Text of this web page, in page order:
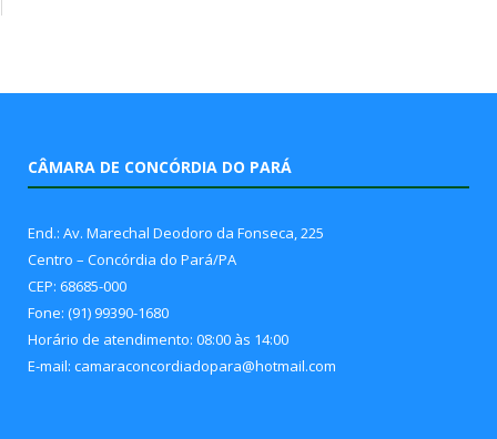
CÂMARA DE CONCÓRDIA DO PARÁ
End.: Av. Marechal Deodoro da Fonseca, 225
Centro – Concórdia do Pará/PA
CEP: 68685-000
Fone: (91) 99390-1680
Horário de atendimento: 08:00 às 14:00
E-mail: camaraconcordiadopara@hotmail.com